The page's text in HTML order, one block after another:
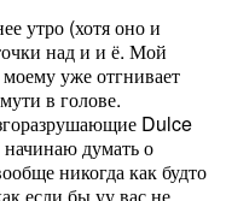
утро (хотя оно и
над и и ё. Мой
уже отгнивает
в голове.
Dulce
думать о
никогда как будто